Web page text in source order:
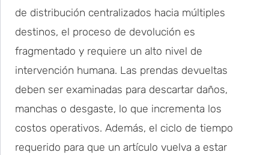
de distribución centralizados hacia múltiples
destinos, el proceso de devolución es
fragmentado y requiere un alto nivel de
intervención humana. Las prendas devueltas
deben ser examinadas para descartar daños,
manchas o desgaste, lo que incrementa los
costos operativos. Además, el ciclo de tiempo
requerido para que un artículo vuelva a estar